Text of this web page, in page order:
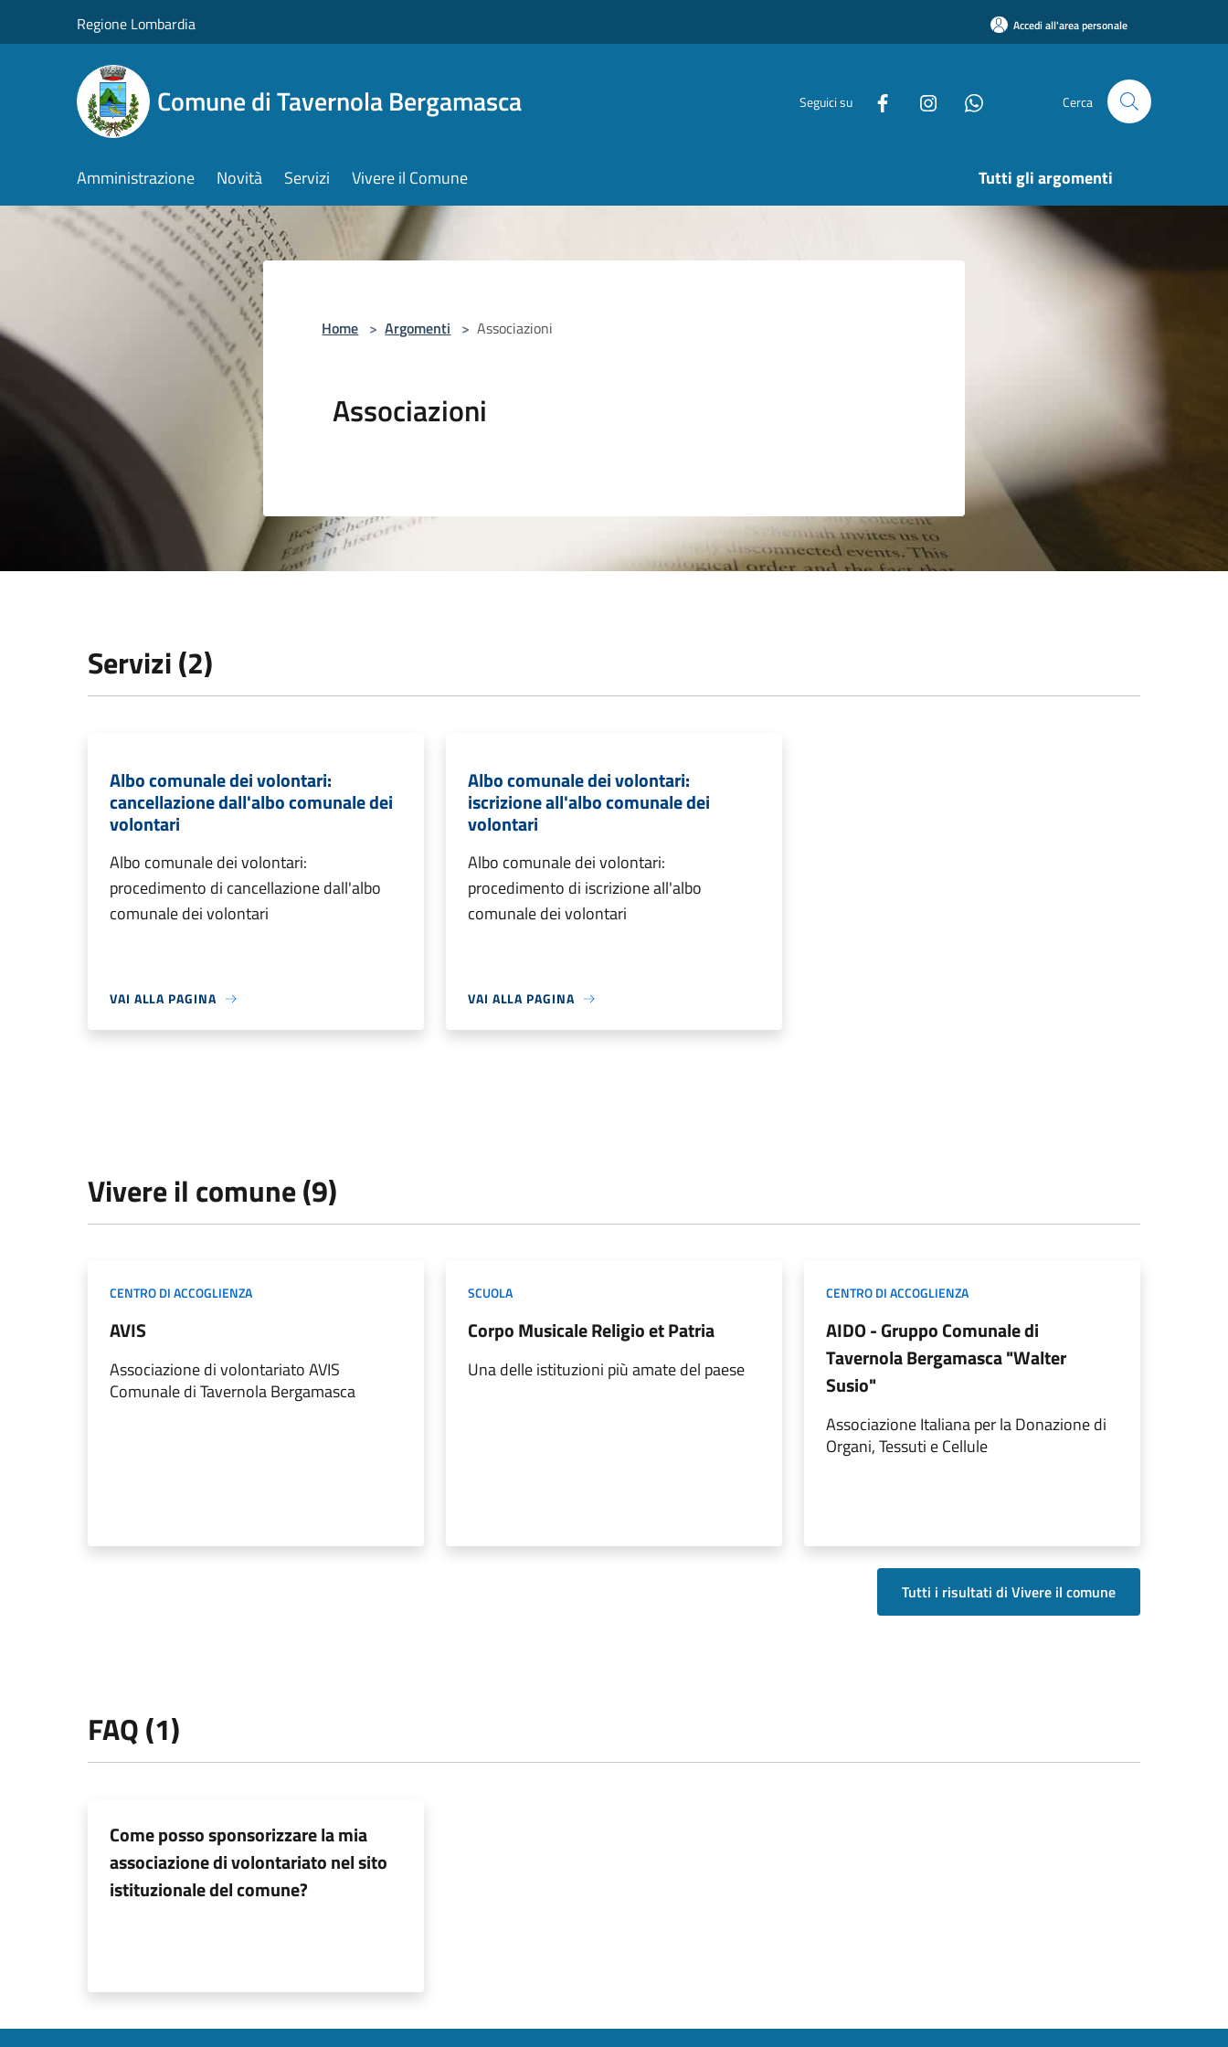
Regione Lombardia Accedi all'area personale
Comune di Tavernola Bergamasca Seguici su Cerca
Amministrazione Novità Servizi Vivere il Comune Tutti gli argomenti
Home > Argomenti > Associazioni
Associazioni
Servizi (2)
Albo comunale dei volontari:
cancellazione dall'albo comunale dei
volontari
Albo comunale dei volontari:
procedimento di cancellazione dall'albo
comunale dei volontari
VAI ALLA PAGINA
Albo comunale dei volontari:
iscrizione all'albo comunale dei
volontari
Albo comunale dei volontari:
procedimento di iscrizione all'albo
comunale dei volontari
VAI ALLA PAGINA
Vivere il comune (9)
CENTRO DI ACCOGLIENZA
AVIS
Associazione di volontariato AVIS
Comunale di Tavernola Bergamasca
SCUOLA
Corpo Musicale Religio et Patria
Una delle istituzioni più amate del paese
CENTRO DI ACCOGLIENZA
AIDO - Gruppo Comunale di
Tavernola Bergamasca "Walter
Susio"
Associazione Italiana per la Donazione di
Organi, Tessuti e Cellule
Tutti i risultati di Vivere il comune
FAQ (1)
Come posso sponsorizzare la mia
associazione di volontariato nel sito
istituzionale del comune?